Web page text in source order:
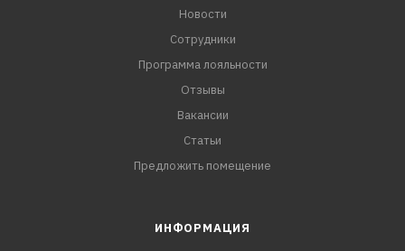
Новости
Сотрудники
Программа лояльности
Отзывы
Вакансии
Статьи
Предложить помещение
ИНФОРМАЦИЯ